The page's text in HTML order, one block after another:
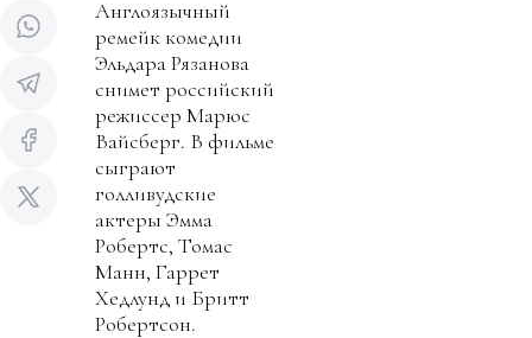
Англоязычный
ремейк комедии
Эльдара Рязанова
снимет российский
режиссер Марюс
Вайсберг. В фильме
сыграют
голливудские
актеры Эмма
Робертс, Томас
Манн, Гаррет
Хедлунд и Бритт
Робертсон.